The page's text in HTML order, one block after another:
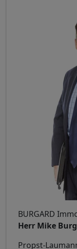
BURGARD
Herr Mike
Propst-